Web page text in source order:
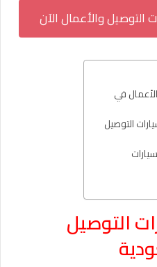
والأعمال الآن
في
التوصيل
التوصيل